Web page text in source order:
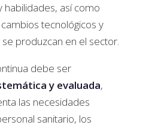
habilidades, así como
tecnológicos y
produzcan en el sector.
debe ser
y evaluada,
las necesidades
sanitario, los